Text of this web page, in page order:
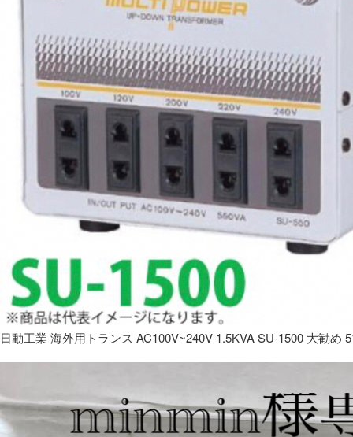
日動工業 海外用トランス AC100V~240V 1.5KVA SU-1500 大勧め